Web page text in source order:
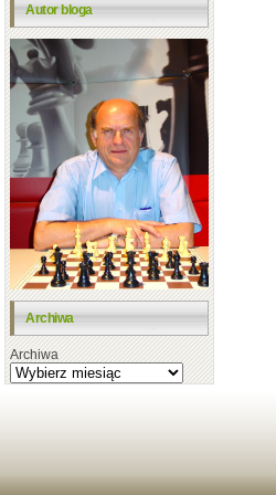
Autor bloga
Archiwa
Archiwa